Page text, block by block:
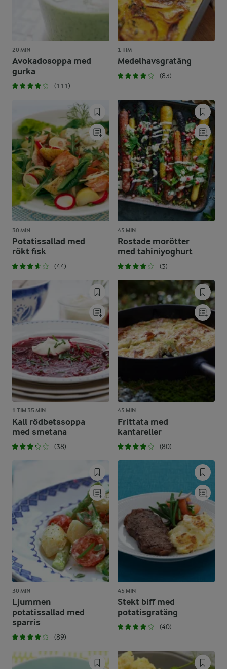
20 MIN
Avokadosoppa med
gurka
(111)
1 TIM
Medelhavsgratäng
(83)
30 MIN
Potatissallad med
rökt fisk
(44)
45 MIN
Rostade morötter
med tahiniyoghurt
(3)
1 TIM 35 MIN
Kall rödbetssoppa
med smetana
(38)
45 MIN
Frittata med
kantareller
(80)
30 MIN
Ljummen
potatissallad med
sparris
(89)
45 MIN
Stekt biff med
potatisgratäng
(40)